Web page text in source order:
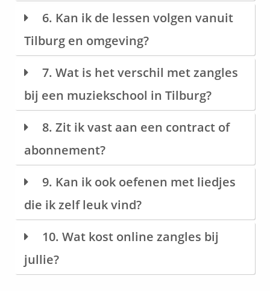
6. Kan ik de lessen volgen vanuit
Tilburg en omgeving?
7. Wat is het verschil met zangles
bij een muziekschool in Tilburg?
8. Zit ik vast aan een contract of
abonnement?
9. Kan ik ook oefenen met liedjes
die ik zelf leuk vind?
10. Wat kost online zangles bij
jullie?